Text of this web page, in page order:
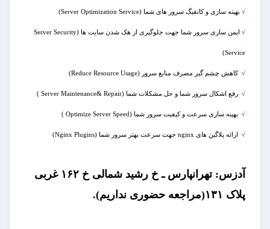
√ بهینه سازی و کانفیگ سرور های شما (
Server Optimization Service
)
√ ایمن سازی سرور شما جهت جلوگیری از هک شدن سایت ها (
Server Security
Service
)
√ کاهش چشم گیر مصرف منابع سرور (
Reduce Resource Usage
)
√ رفع اشکال سرور شما و حل مشکلات شما (
Server Maintenance& Repair
)
√ بهینه سازی سرعت و کیفیت سرور شما (
Optimize Server Speed
)
√ ارائه پلاگین های nginx جهت سرعت بهتر سرور شما (Nginx Plugins)
آدزس: تهرانپارس ـ خ رشید شمالی خ ۱۶۲ غربی
پلاک ۱۳۱(مراجعه حضوری نداریم).